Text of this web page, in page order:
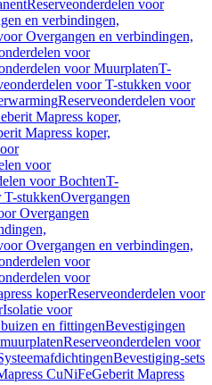
Reserveonderdelen voor
en verbindingen,
Overgangen en verbindingen,
voor
voor MuurplatenT-
voor T-stukken voor
Reserveonderdelen voor
Mapress koper,
Mapress koper,
voor
voor BochtenT-
T-stukkenOvergangen
Overgangen
Overgangen en verbindingen,
voor
voor
koperReserveonderdelen voor
Isolatie voor
en fittingenBevestigingen
Reserveonderdelen voor
Bevestiging-sets
CuNiFeGeberit Mapress